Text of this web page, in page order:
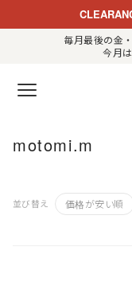
毎月最後の金
今月
LADIES
motomi.m
並び替え 価格が安い順